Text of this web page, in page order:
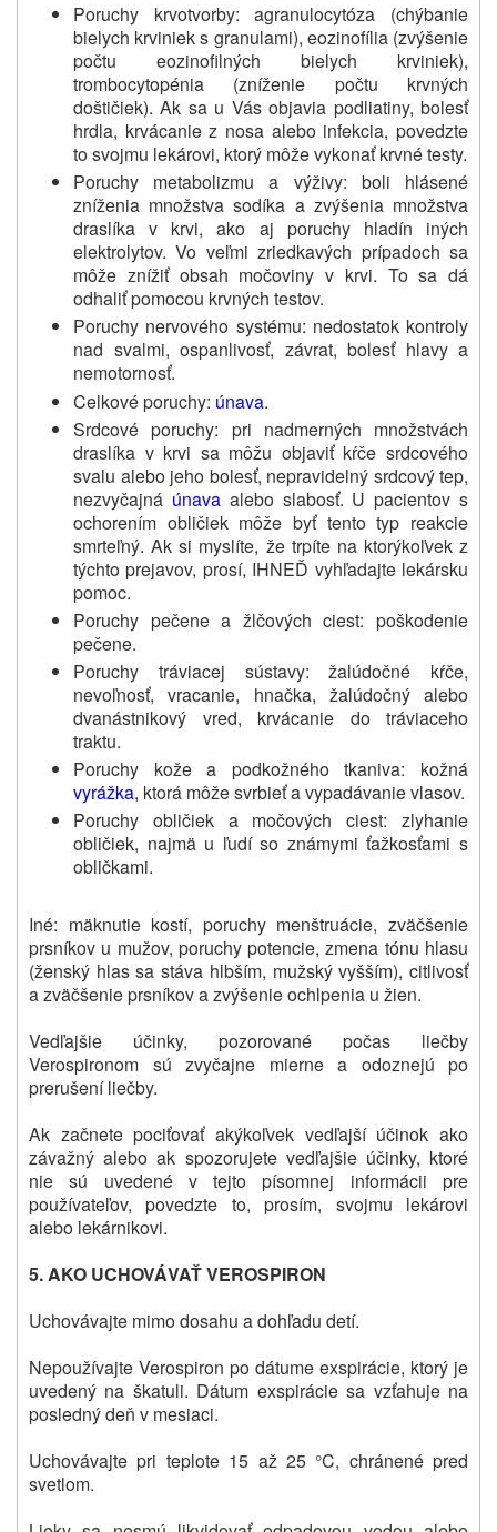
Poruchy krvotvorby: agranulocytóza (chýbanie
bielych krviniek s granulami), eozinofília (zvýšenie
počtu eozinofilných bielych krviniek),
trombocytopénia (zníženie počtu krvných
doštičiek). Ak sa u Vás objavia podliatiny, bolesť
hrdla, krvácanie z nosa alebo infekcia, povedzte
to svojmu lekárovi, ktorý môže vykonať krvné testy.
Poruchy metabolizmu a výživy: boli hlásené
zníženia množstva sodíka a zvýšenia množstva
draslíka v krvi, ako aj poruchy hladín iných
elektrolytov. Vo veľmi zriedkavých prípadoch sa
môže znížiť obsah močoviny v krvi. To sa dá
odhaliť pomocou krvných testov.
Poruchy nervového systému: nedostatok kontroly
nad svalmi, ospanlivosť, závrat, bolesť hlavy a
nemotornosť.
Celkové poruchy: únava.
Srdcové poruchy: pri nadmerných množstvách
draslíka v krvi sa môžu objaviť kŕče srdcového
svalu alebo jeho bolesť, nepravidelný srdcový tep,
nezvyčajná únavaalebo slabosť. U pacientov s
ochorením obličiek môže byť tento typ reakcie
smrteľný. Ak si myslíte, že trpíte na ktorýkoľvek z
týchto prejavov, prosí, IHNEĎ vyhľadajte lekársku
pomoc.
Poruchy pečene a žlčových ciest: poškodenie
pečene.
Poruchy tráviacej sústavy: žalúdočné kŕče,
nevoľnosť, vracanie, hnačka, žalúdočný alebo
dvanástnikový vred, krvácanie do tráviaceho
traktu.
Poruchy kože a podkožného tkaniva: kožná
vyrážka, ktorá môže svrbieť a vypadávanie vlasov.
Poruchy obličiek a močových ciest: zlyhanie
obličiek, najmä u ľudí so známymi ťažkosťami s
obličkami.
Iné: mäknutie kostí, poruchy menštruácie, zväčšenie
prsníkov u mužov, poruchy potencie, zmena tónu hlasu
(ženský hlas sa stáva hlbším, mužský vyšším), citlivosť
a zväčšenie prsníkov a zvýšenie ochlpenia u žien.
Vedľajšie účinky, pozorované počas liečby
Verospironom sú zvyčajne mierne a odoznejú po
prerušení liečby.
Ak začnete pociťovať akýkoľvek vedľajší účinok ako
závažný alebo ak spozorujete vedľajšie účinky, ktoré
nie sú uvedené v tejto písomnej informácii pre
používateľov, povedzte to, prosím, svojmu lekárovi
alebo lekárnikovi.
5. AKO UCHOVÁVAŤ VEROSPIRON
Uchovávajte mimo dosahu a dohľadu detí.
Nepoužívajte Verospiron po dátume exspirácie, ktorý je
uvedený na škatuli. Dátum exspirácie sa vzťahuje na
posledný deň v mesiaci.
Uchovávajte pri teplote 15 až 25 °C, chránené pred
svetlom.